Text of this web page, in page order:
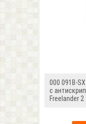
000 091B-
с
Freelander 2